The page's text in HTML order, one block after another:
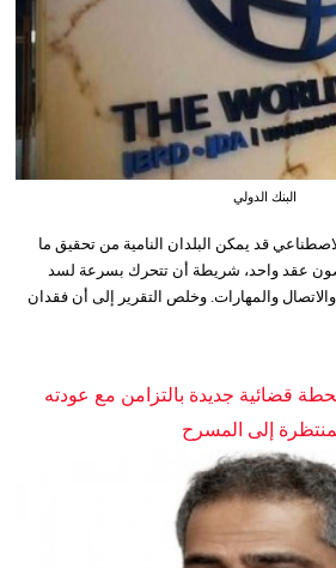
البنك الدولي
قد يمكن البلدان النامية من تحقيق ما
عقد واحد، شريطة أن تتحرك بسرعة لسد
والمهارات. وخلص التقرير إلى أن فقدان
قضائية جديدة بالتزامن مع عودته
إلى المسرح